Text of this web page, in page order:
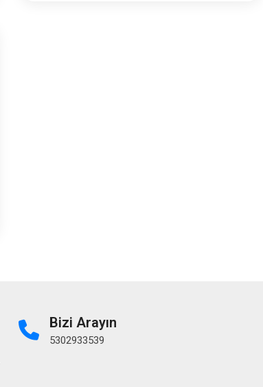
Bizi Arayın
5302933539